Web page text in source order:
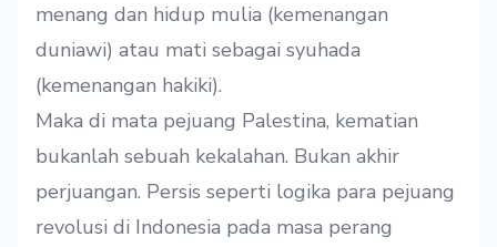
menang dan hidup mulia (kemenangan
duniawi) atau mati sebagai syuhada
(kemenangan hakiki).
Maka di mata pejuang Palestina, kematian
bukanlah sebuah kekalahan. Bukan akhir
perjuangan. Persis seperti logika para pejuang
revolusi di Indonesia pada masa perang